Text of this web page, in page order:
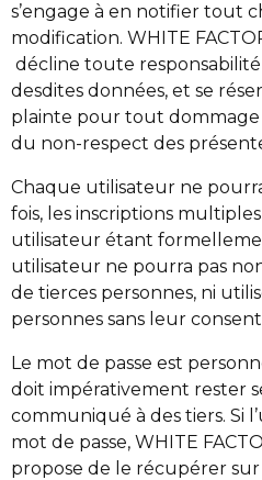
s’engage à en notifier tout
modification. WHITE
décline toute
desdites données, et se
plainte pour tout
du non-respect des
Chaque utilisateur ne
fois, les inscriptions
utilisateur étant
utilisateur ne pourra pas
de tierces personnes, ni
personnes sans leur
Le mot de passe est
doit impérativement rester
communiqué à des tiers. Si
mot de passe, WHITE
propose de le récupérer